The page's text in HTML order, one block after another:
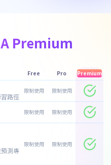
Premium
Free Pro Premium
路徑
限制使用 限制使用
限制使用 限制使用
測專
限制使用 限制使用